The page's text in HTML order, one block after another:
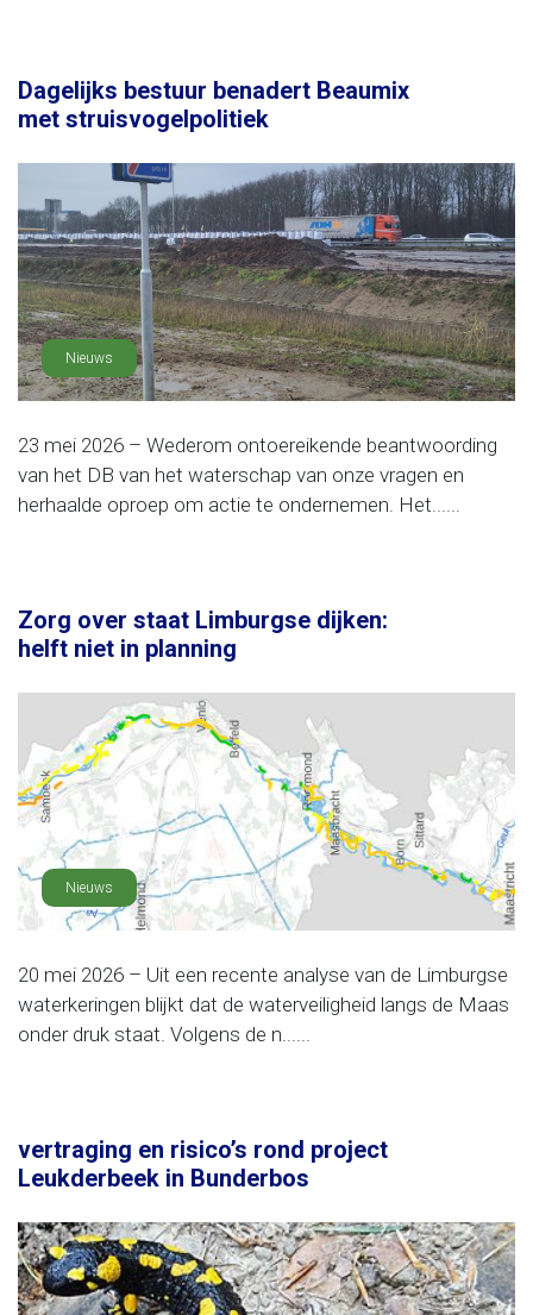
Dagelijks bestuur benadert Beaumix
met struisvogelpolitiek
Nieuws
23 mei 2026 – Wederom ontoereikende beantwoording
van het DB van het waterschap van onze vragen en
herhaalde oproep om actie te ondernemen. Het......
Zorg over staat Limburgse dijken:
helft niet in planning
Nieuws
20 mei 2026 – Uit een recente analyse van de Limburgse
waterkeringen blijkt dat de waterveiligheid langs de Maas
onder druk staat. Volgens de n......
vertraging en risico’s rond project
Leukderbeek in Bunderbos